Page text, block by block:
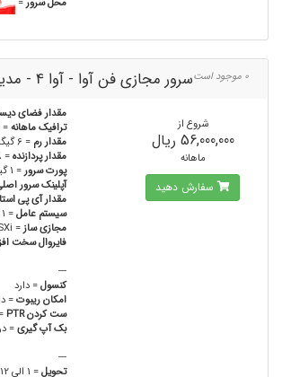
سرور مجازی فن آوا - آوا 4 - مدیریت شده 0 موجود است
مقدار فضای
ترافیک ماهانه=
مقدار رم = 6 گیگابایت
مقدار پردازنده= 8 هسته
پورت سرور= 1 گیگابیت
آپلینک سرور
مقدار آی پی
سیستم عامل= 1 لینوکس ، ویندوز
مجازی ساز= ESXi
فایروال سخت
---
کنسول= دارد
امکان ریبوت=
ست کردن PTR
بک آپ گیری=
---
تحویل= 1 الی 12 ساعت
شروع از
56,000,000 ریال
ماهانه
سفارش دهید